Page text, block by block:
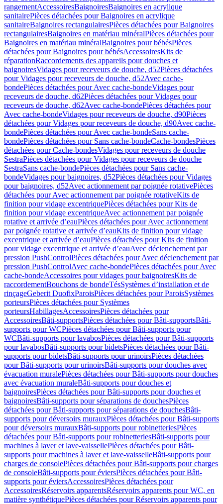
rangementAccessoiresBaignoiresBaignoires en acrylique
sanitairePièces détachées pour Baignoires en acrylique
sanitaireBaignoires rectangulairesPièces détachées pour Baignoires
rectangulairesBaignoires en matériau minéralPièces détachées pour
Baignoires en matériau minéralBaignoires pour bébésPièces
détachées pour Baignoires pour bébésAccessoiresKits de
réparationRaccordements des appareils pour douches et
baignoiresVidages pour receveurs de douche, d52Pièces détachées
pour Vidages pour receveurs de douche, d52Avec cache-
bondePièces détachées pour Avec cache-bondeVidages pour
receveurs de douche, d62Pièces détachées pour Vidages pour
receveurs de douche, d62Avec cache-bondePièces détachées pour
Avec cache-bondeVidages pour receveurs de douche, d90Pièces
détachées pour Vidages pour receveurs de douche, d90Avec cache-
bondePièces détachées pour Avec cache-bondeSans cache-
bondePièces détachées pour Sans cache-bondeCache-bondesPièces
détachées pour Cache-bondesVidages pour receveurs de douche
SestraPièces détachées pour Vidages pour receveurs de douche
SestraSans cache-bondePièces détachées pour Sans cache-
bondeVidages pour baignoires, d52Pièces détachées pour Vidages
pour baignoires, d52Avec actionnement par poignée rotativePièces
détachées pour Avec actionnement par poignée rotativeKits de
finition pour vidage excentriquePièces détachées pour Kits de
finition pour vidage excentriqueAvec actionnement par poignée
rotative et arrivée d’eauPièces détachées pour Avec actionnement
par poignée rotative et arrivée d’eauKits de finition pour vidage
excentrique et arrivée d’eauPièces détachées pour Kits de finition
pour vidage excentrique et arrivée d’eauAvec déclenchement par
pression PushControlPièces détachées pour Avec déclenchement par
pression PushControlAvec cache-bondePièces détachées pour Avec
cache-bondeAccessoires pour vidages pour baignoiresKits de
raccordementBouchons de bondeTésSystèmes d’installation et de
rinçageGeberit DuofixParoisPièces détachées pour ParoisSystèmes
porteursPièces détachées pour Systèmes
porteursHabillagesAccessoiresPièces détachées pour
AccessoiresBâti-supportsPièces détachées pour Bâti-supportsBâti-
supports pour WCPièces détachées pour Bâti-supports pour
WCBâti-supports pour lavabosPièces détachées pour Bâti-supports
pour lavabosBâti-supports pour bidetsPièces détachées pour Bâti-
supports pour bidetsBâti-supports pour urinoirsPièces détachées
pour Bâti-supports pour urinoirsBâti-supports pour douches avec
évacuation muralePièces détachées pour Bâti-supports pour douches
avec évacuation muraleBâti-supports pour douches et
baignoiresPièces détachées pour Bâti-supports pour douches et
baignoiresBâti-supports pour séparations de douchesPièces
détachées pour Bâti-supports pour séparations de douchesBâti-
supports pour déversoirs murauxPièces détachées pour Bâti-supports
pour déversoirs murauxBâti-supports pour robinetteriesPièces
détachées pour Bâti-supports pour robinetteriesBâti-supports pour
machines à laver et lave-vaissellePièces détachées pour Bâti-
supports pour machines à laver et lave-vaisselleBâti-supports pour
charges de consolePièces détachées pour Bâti-supports pour charges
de consoleBâti-supports pour éviersPièces détachées pour Bâti-
supports pour éviersAccessoiresPièces détachées pour
AccessoiresRéservoirs apparentsRéservoirs apparents pour WC, en
matière synthétiquePièces détachées pour Réservoirs apparents pour